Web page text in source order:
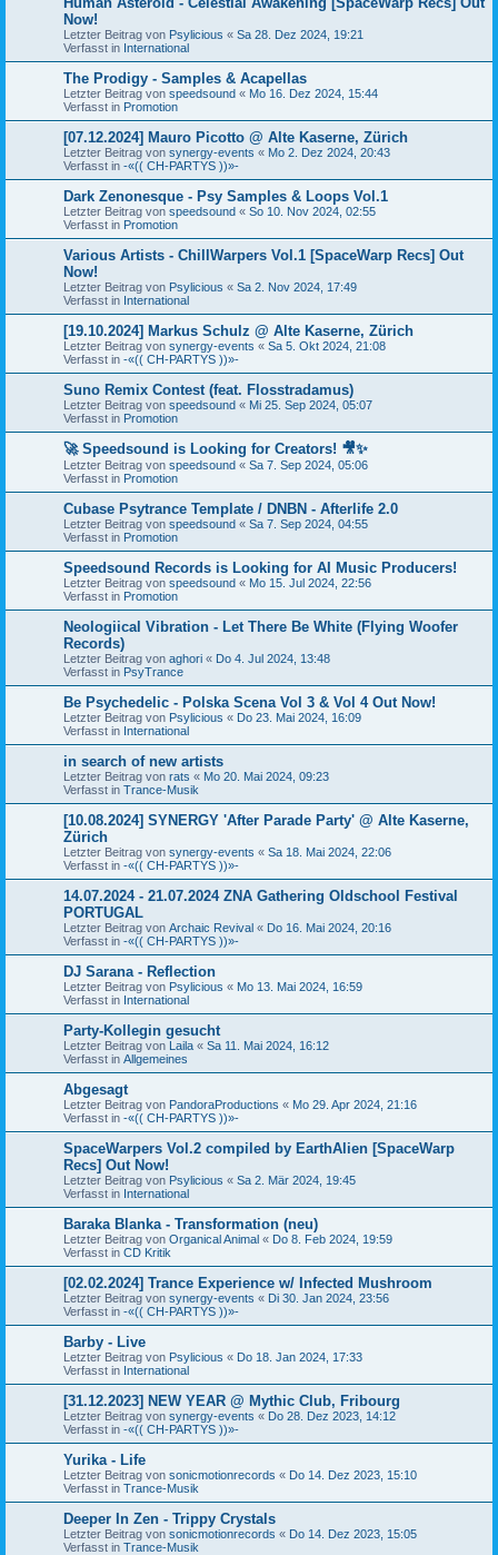
Now!
Letzter Beitrag von Psylicious « Sa 28. Dez 2024, 19:21
Verfasst in International
The Prodigy - Samples & Acapellas
Letzter Beitrag von speedsound « Mo 16. Dez 2024, 15:44
Verfasst in Promotion
[07.12.2024] Mauro Picotto @ Alte Kaserne, Zürich
Letzter Beitrag von synergy-events « Mo 2. Dez 2024, 20:43
Verfasst in -«(( CH-PARTYS ))»-
Dark Zenonesque - Psy Samples & Loops Vol.1
Letzter Beitrag von speedsound « So 10. Nov 2024, 02:55
Verfasst in Promotion
Various Artists - ChillWarpers Vol.1 [SpaceWarp Recs] Out
Now!
Letzter Beitrag von Psylicious « Sa 2. Nov 2024, 17:49
Verfasst in International
[19.10.2024] Markus Schulz @ Alte Kaserne, Zürich
Letzter Beitrag von synergy-events « Sa 5. Okt 2024, 21:08
Verfasst in -«(( CH-PARTYS ))»-
Suno Remix Contest (feat. Flosstradamus)
Letzter Beitrag von speedsound « Mi 25. Sep 2024, 05:07
Verfasst in Promotion
🚀 Speedsound is Looking for Creators! 🎥✨
Letzter Beitrag von speedsound « Sa 7. Sep 2024, 05:06
Verfasst in Promotion
Cubase Psytrance Template / DNBN - Afterlife 2.0
Letzter Beitrag von speedsound « Sa 7. Sep 2024, 04:55
Verfasst in Promotion
Speedsound Records is Looking for AI Music Producers!
Letzter Beitrag von speedsound « Mo 15. Jul 2024, 22:56
Verfasst in Promotion
Neologiical Vibration - Let There Be White (Flying Woofer
Records)
Letzter Beitrag von aghori « Do 4. Jul 2024, 13:48
Verfasst in PsyTrance
Be Psychedelic - Polska Scena Vol 3 & Vol 4 Out Now!
Letzter Beitrag von Psylicious « Do 23. Mai 2024, 16:09
Verfasst in International
in search of new artists
Letzter Beitrag von rats « Mo 20. Mai 2024, 09:23
Verfasst in Trance-Musik
[10.08.2024] SYNERGY 'After Parade Party' @ Alte Kaserne,
Zürich
Letzter Beitrag von synergy-events « Sa 18. Mai 2024, 22:06
Verfasst in -«(( CH-PARTYS ))»-
14.07.2024 - 21.07.2024 ZNA Gathering Oldschool Festival
PORTUGAL
Letzter Beitrag von Archaic Revival « Do 16. Mai 2024, 20:16
Verfasst in -«(( CH-PARTYS ))»-
DJ Sarana - Reflection
Letzter Beitrag von Psylicious « Mo 13. Mai 2024, 16:59
Verfasst in International
Party-Kollegin gesucht
Letzter Beitrag von Laila « Sa 11. Mai 2024, 16:12
Verfasst in Allgemeines
Abgesagt
Letzter Beitrag von PandoraProductions « Mo 29. Apr 2024, 21:16
Verfasst in -«(( CH-PARTYS ))»-
SpaceWarpers Vol.2 compiled by EarthAlien [SpaceWarp
Recs] Out Now!
Letzter Beitrag von Psylicious « Sa 2. Mär 2024, 19:45
Verfasst in International
Baraka Blanka - Transformation (neu)
Letzter Beitrag von Organical Animal « Do 8. Feb 2024, 19:59
Verfasst in CD Kritik
[02.02.2024] Trance Experience w/ Infected Mushroom
Letzter Beitrag von synergy-events « Di 30. Jan 2024, 23:56
Verfasst in -«(( CH-PARTYS ))»-
Barby - Live
Letzter Beitrag von Psylicious « Do 18. Jan 2024, 17:33
Verfasst in International
[31.12.2023] NEW YEAR @ Mythic Club, Fribourg
Letzter Beitrag von synergy-events « Do 28. Dez 2023, 14:12
Verfasst in -«(( CH-PARTYS ))»-
Yurika - Life
Letzter Beitrag von sonicmotionrecords « Do 14. Dez 2023, 15:10
Verfasst in Trance-Musik
Deeper In Zen - Trippy Crystals
Letzter Beitrag von sonicmotionrecords « Do 14. Dez 2023, 15:05
Verfasst in Trance-Musik